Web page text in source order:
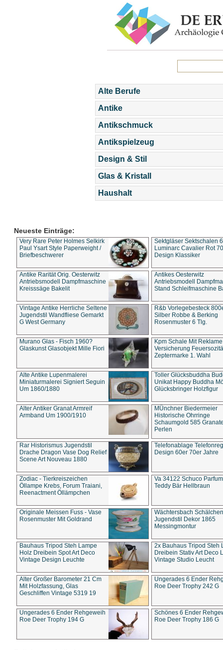
Alte Berufe
Antike
Antikschmuck
Antikspielzeug
Design & Stil
Glas & Kristall
Haushalt
Neueste Einträge:
Very Rare Peter Holmes Selkirk
Paul Ysart Style Paperweight /
Briefbeschwerer
Sektgläser Sektschalen
Luminarc Cavalier Rot
Design Klassiker
Antike Rarität Orig. Oesterwitz
Antriebsmodell Dampfmaschine
Kreisssäge Bakelit
Antikes Oesterwitz
Antriebsmodell
Stand Schleifmaschine
Vintage Antike Herrliche Seltene
Jugendstil Wandfliese Gemarkt
G West Germany
R&b Vorlegebesteck
Silber Robbe & Berking
Rosenmuster 6 Tlg.
Murano Glas - Fisch 1960?
Glaskunst Glasobjekt Mille Fiori
Kpm Schale Mit Reklame
Versicherung
Zeptermarke 1. Wahl
Alte Antike Lupenmalerei
Miniaturmalerei Signiert Seguin
Um 1860/1880
Toller Glücksbuddha
Unikat Happy Buddha
Glücksbringer Holzfigur
Alter Antiker Granat Armreif
Armband Um 1900/1910
MÜnchner Biedermeier
Historische Ohrringe
Schaumgold 585
Perlen
Rar Historismus Jugendstil
Drache Dragon Vase Dog Relief
Scene Art Nouveau 1880
Telefonablage
Design 60er 70er Jahre
Zodiac - Tierkreiszeichen
Öllampe Krebs, Forum Traiani,
Reenactment Öllämpchen
Va 34122 Schuco
Teddy Bär Hellbraun
Originale Meissen Fuss - Vase
Rosenmuster Mit Goldrand
Wächtersbach Schälchen
Jugendstil Dekor 1865
Messingmontur
Bauhaus Tripod Steh Lampe
Holz Dreibein Spot Art Deco
Vintage Design Leuchte
2x Bauhaus Tripod Steh
Dreibein Stativ Art Deco
Vintage Studio Leucht
Alter Großer Barometer 21 Cm
Mit Holzfassung, Glas
Geschliffen Vintage 5319 19
Ungerades 6 Ender
Roe Deer Trophy 242 G
Ungerades 6 Ender Rehgeweih
Roe Deer Trophy 194 G
Schönes 6 Ender
Roe Deer Trophy 186 G